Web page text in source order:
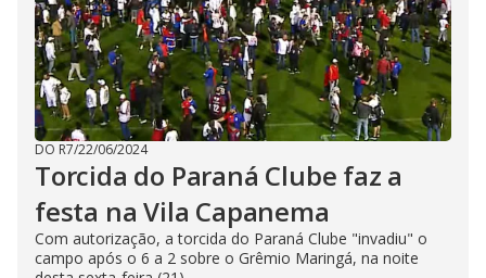
DO R7/22/06/2024
Torcida do Paraná Clube faz a
festa na Vila Capanema
Com autorização, a torcida do Paraná Clube "invadiu" o
campo após o 6 a 2 sobre o Grêmio Maringá, na noite